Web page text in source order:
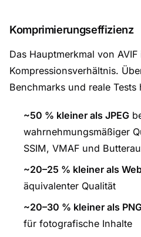
Komprimierungseffizienz
Das Hauptmerkmal von AVIF
Kompressionsverhältnis.
Benchmarks und reale Tests
~50 % kleiner als JPEG
wahrnehmungsmäßiger
SSIM, VMAF und
~20–25 % kleiner als
äquivalenter Qualität
~20–30 % kleiner als
für fotografische Inhalte